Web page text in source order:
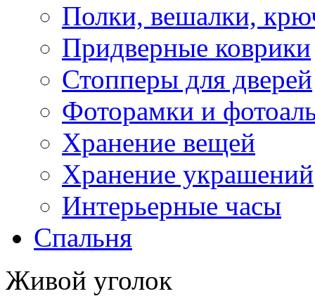
Полки, вешалки,
Придверные коврики
Стопперы для дверей
Фоторамки и
Хранение вещей
Хранение украшений
Интерьерные часы
Спальня
Живой уголок